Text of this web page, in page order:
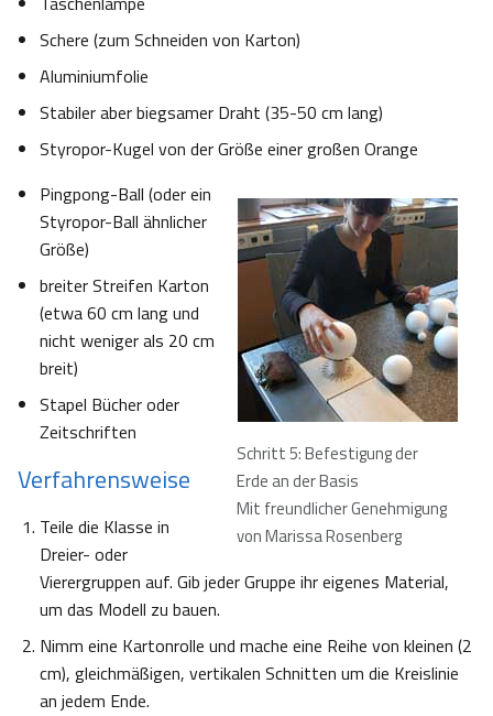
Schere (zum Schneiden von Karton)
Aluminiumfolie
Stabiler aber biegsamer Draht (35-50 cm lang)
Styropor-Kugel von der Größe einer großen Orange
Schritt 5: Befestigung der
Erde an der Basis
Mit freundlicher Genehmigung
von Marissa Rosenberg
Pingpong-Ball (oder ein
Styropor-Ball ähnlicher
Größe)
breiter Streifen Karton
(etwa 60 cm lang und
nicht weniger als 20 cm
breit)
Stapel Bücher oder
Zeitschriften
Verfahrensweise
Teile die Klasse in
Dreier- oder
Vierergruppen auf. Gib jeder Gruppe ihr eigenes Material,
um das Modell zu bauen.
Nimm eine Kartonrolle und mache eine Reihe von kleinen (2
cm), gleichmäßigen, vertikalen Schnitten um die Kreislinie
an jedem Ende.